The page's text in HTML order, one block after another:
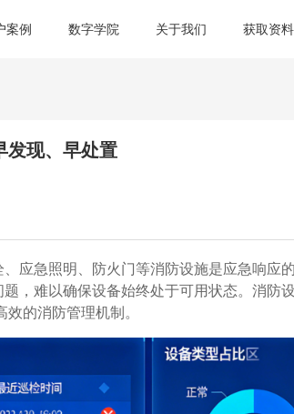
案例 数字学院 关于我们 获取资料
发现、早处置
应急照明、防火门等消防设施是应急响应的
，难以确保设备始终处于可用状态。消防
效的消防管理机制。